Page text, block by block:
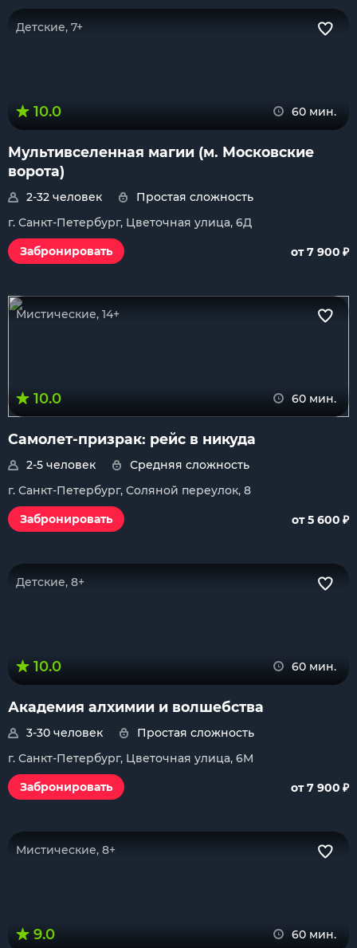
Детские, 7+
10.0 60 мин.
Мультивселенная магии (м. Московские
ворота)
2-32 человек
Простая сложность
г. Санкт-Петербург, Цветочная улица, 6Д
Забронировать
от 7 900 ₽
Мистические, 14+
10.0 60 мин.
Самолет-призрак: рейс в никуда
2-5 человек
Средняя сложность
г. Санкт-Петербург, Соляной переулок, 8
Забронировать
от 5 600 ₽
Детские, 8+
10.0 60 мин.
Академия алхимии и волшебства
3-30 человек
Простая сложность
г. Санкт-Петербург, Цветочная улица, 6М
Забронировать
от 7 900 ₽
Мистические, 8+
9.0 60 мин.